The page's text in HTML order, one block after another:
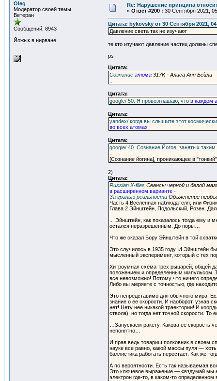
Oleg
Модератор своей темы
Ветеран
Сообщений: 8943
Йожык в нирване
Re: Нарушение принципа
« Ответ #200 : 30 Сентября 2021,
Цитата: bykovsky от 30 Сентября 2021,
Давление света так не изучают
те кто изучают давление частиц должны
ps
Цитата:
Сознание атома 317K - Алиса Анн Бейли
Цитата:
google/ 50. Я провозглашаю, что в каждом
Цитата:
yandex/ когда вы слышите этот
во всех атомах
Цитата:
google/ 40. Сознание Йогов, занятых
[Сознание йогина], проникающее в
2)
Цитата:
Russian X-files Сеансы черной и белой
в расширенном варианте -
За гранью реальности Объяснение
Часть 4 Вселенная наблюдателя, или
Глава 2 Эйнштейн, Подольский, Розен.
... Эйнштейн, как показалось тогда ему
остался неразрешенным. До поры…
Что же сказал Бору Эйнштейн в той
Это случилось в 1935 году. И Эйнштейн
мысленный эксперимент, который с тех
Хитроумная схема трех рыцарей, общей
положением и определенным импульсом.
все невозможно! Потому что ничего
Либо вы меряете с точностью, где
Это непредставимо для обычного мира.
знание о ее скорости. И наоборот, узнав
нет! Нету нее никакой траектории! И
ствола), но тогда нет точной скорости.
…Запускаем ракету. Какова ее скорость
непонятно…
И прав ведь товарищ полковник в своем
науке все равно, какой массы пуля —
баллистика работать перестает. Как же
А по вероятности. Есть так называемая
Это ключевое выражение — «вздумай мы
электрон где-то, в каком-то